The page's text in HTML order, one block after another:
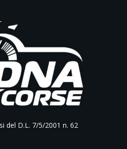
del D.L. 7/5/2001 n. 62